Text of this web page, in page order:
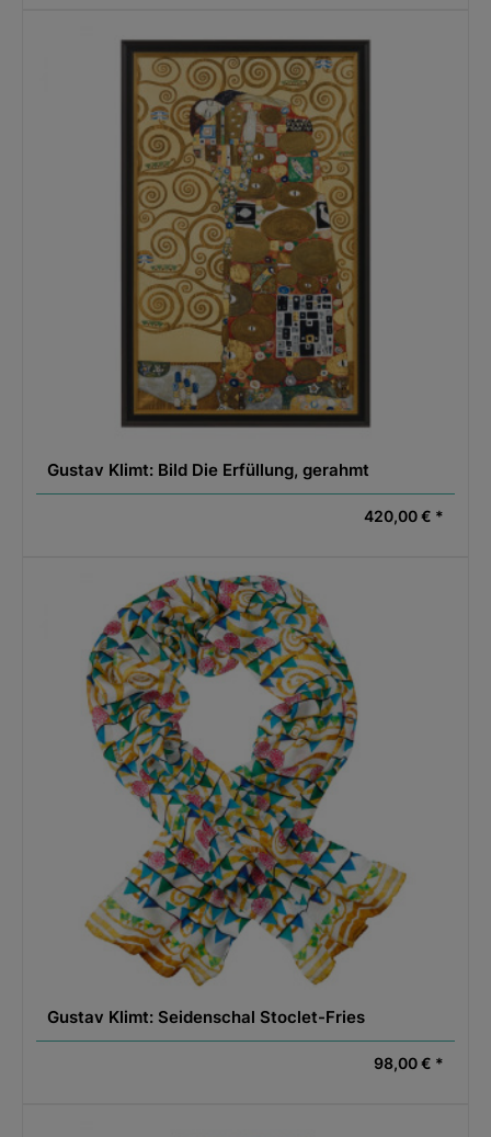
Gustav Klimt: Bild Die Erfüllung, gerahmt
420,00 € *
Gustav Klimt: Seidenschal Stoclet-Fries
98,00 € *